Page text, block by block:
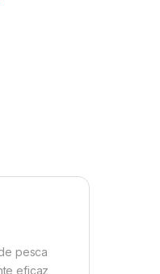
pesca
eficaz